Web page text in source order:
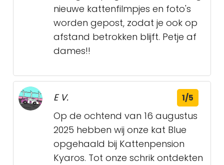
nieuwe kattenfilmpjes en foto's
worden gepost, zodat je ook op
afstand betrokken blijft. Petje af
dames!!
E V. 1/5
Op de ochtend van 16 augustus
2025 hebben wij onze kat Blue
opgehaald bij Kattenpension
Kyaros. Tot onze schrik ontdekten